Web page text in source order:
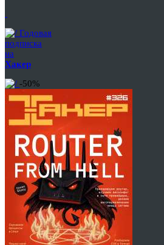
Годовая
подписка
на
Хакер
-50%